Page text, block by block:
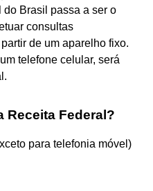
Brasil passa a ser o
consultas
de um aparelho fixo.
telefone celular, será
Receita Federal?
para telefonia móvel)